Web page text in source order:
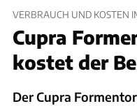
VERBRAUCH UND KOSTEN
Cupra
kostet der
Der Cupra